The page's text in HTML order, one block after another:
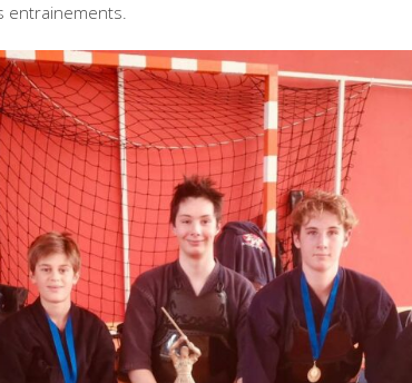
entrainements.